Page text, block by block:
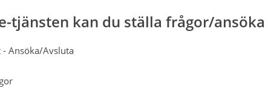
tjänsten kan du ställa frågor/
- Ansöka/Avsluta